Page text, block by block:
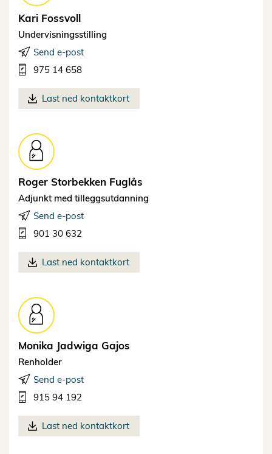
Kari Fossvoll
Undervisningsstilling
Send e-post
975 14 658
Last ned kontaktkort
Roger Storbekken Fuglås
Adjunkt med tilleggsutdanning
Send e-post
901 30 632
Last ned kontaktkort
Monika Jadwiga Gajos
Renholder
Send e-post
915 94 192
Last ned kontaktkort